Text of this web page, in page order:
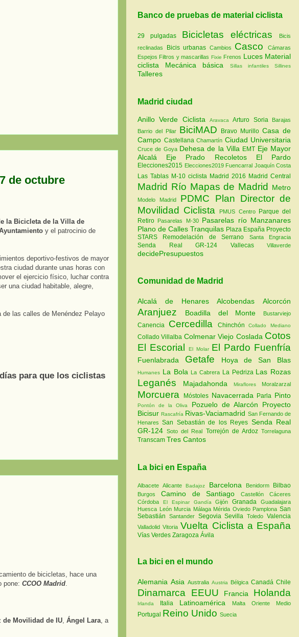
de octubre
la Bicicleta de la Villa de
y el patrocinio de
deportivo-festivos de mayor
ciudad durante unas horas con
el ejercicio físico, luchar contra
una ciudad habitable, alegre,
de las calles de Menéndez Pelayo
para que los ciclistas
de bicicletas, hace una
pone: CCOO Madrid
de Movilidad de IU Ángel Lara , a
Banco de pruebas de material ciclista
29 pulgadas Bicicletas eléctricas
Bicis
reclinadas
Bicis urbanas Cambios Casco
Cámaras
Espejos Filtros y mascarillas Fixie Frenos Luces Material
ciclista
Mecánica básica Sillas infantiles Sillines
Talleres
Madrid ciudad
Anillo Verde Ciclista AravacaArturo Soria
Barajas
Barrio del Pilar BiciMAD Bravo MurilloCasa de
Campo Castellana Chamartín Ciudad Universitaria
Cruce de Goya Dehesa de la Villa EMT Eje Mayor
Alcalá Eje Prado Recoletos El Pardo
Elecciones2015 Elecciones2019 Fuencarral Joaquín Costa
Las Tablas M-10 ciclista Madrid 2016 Madrid Central
Madrid Río Mapas de Madrid Metro
Modelo Madrid PDMC Plan Director de
Movilidad Ciclista
PMUS Centro Parque del
Retiro Pasarelas M-30 Pasarelas río Manzanares
Plano de Calles Tranquilas Plaza España Proyecto
STARS Remodelación de Serrano Santa Engracia
Senda Real GR-124 Vallecas Villaverde
decidePresupuestos
Comunidad de Madrid
Alcalá de HenaresAlcobendas Alcorcón
Aranjuez Boadilla del Monte Bustarviejo
Canencia Cercedilla ChinchónCollado Mediano
Collado Villalba Colmenar Viejo Coslada Cotos
El EscorialEl Molar El Pardo Fuenfría
Fuenlabrada Getafe Hoya de San Blas
Humanes La Bola La Cabrera La Pedriza Las Rozas
Leganés Majadahonda Miraflores Moralzarzal
Morcuera Móstoles Navacerrada Parla Pinto
Pontón de la Oliva Pozuelo de Alarcón Proyecto
BicisurRascafría Rivas-Vaciamadrid San Fernando de
HenaresSan Sebastián de los Reyes Senda Real
GR-124Soto del Real Torrejón de ArdozTorrelaguna
Transcam Tres Cantos
La bici en España
AlbaceteAlicanteBadajoz Barcelona Benidorm Bilbao
Burgos Camino de SantiagoCastellónCáceres
Córdoba El Espinar GandíaGijónGranadaGuadalajara
Huesca León Murcia Málaga Mérida Oviedo PamplonaSan
Sebastián Santander SegoviaSevillaToledoValencia
ValladolidVitoria Vuelta Ciclista a España
Vías Verdes Zaragoza Ávila
La bici en el mundo
Alemania Asia Australia Austria Bélgica Canadá Chile
Dinamarca EEUU Francia Holanda
Irlanda Italia Latinoamérica Malta Oriente Medio
Portugal Reino Unido Suecia